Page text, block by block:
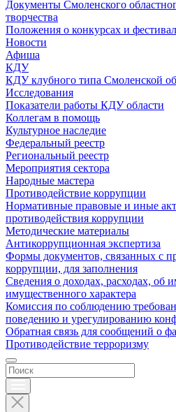
Документы Смоленского
творчества
Положения о конкурсах и
Новости
Афиша
КДУ
КДУ клубного типа Смоленской
Исследования
Показатели работы КДУ области
Коллегам в помощь
Культурное наследие
Федеральный реестр
Региональный реестр
Мероприятия сектора
Народные мастера
Противодействие коррупции
Нормативные правовые и иные
противодействия коррупции
Методические материалы
Антикоррупционная экспертиза
Формы документов, связанных с
коррупции, для заполнения
Сведения о доходах, расходах, об
имущественного характера
Комиссия по соблюдению
поведению и урегулированию
Обратная связь для сообщений о
Противодействие терроризму